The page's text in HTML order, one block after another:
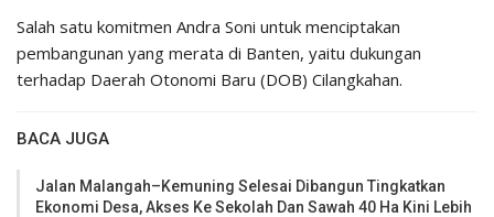
Salah satu komitmen Andra Soni untuk menciptakan
pembangunan yang merata di Banten, yaitu dukungan
terhadap Daerah Otonomi Baru (DOB) Cilangkahan.
BACA JUGA
Jalan Malangah–Kemuning Selesai Dibangun Tingkatkan
Ekonomi Desa, Akses Ke Sekolah Dan Sawah 40 Ha Kini Lebih